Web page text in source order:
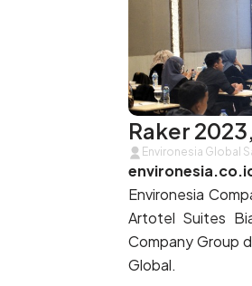
Raker
Environesia Global
Environesia
Artotel Suites
Company Group
Global.